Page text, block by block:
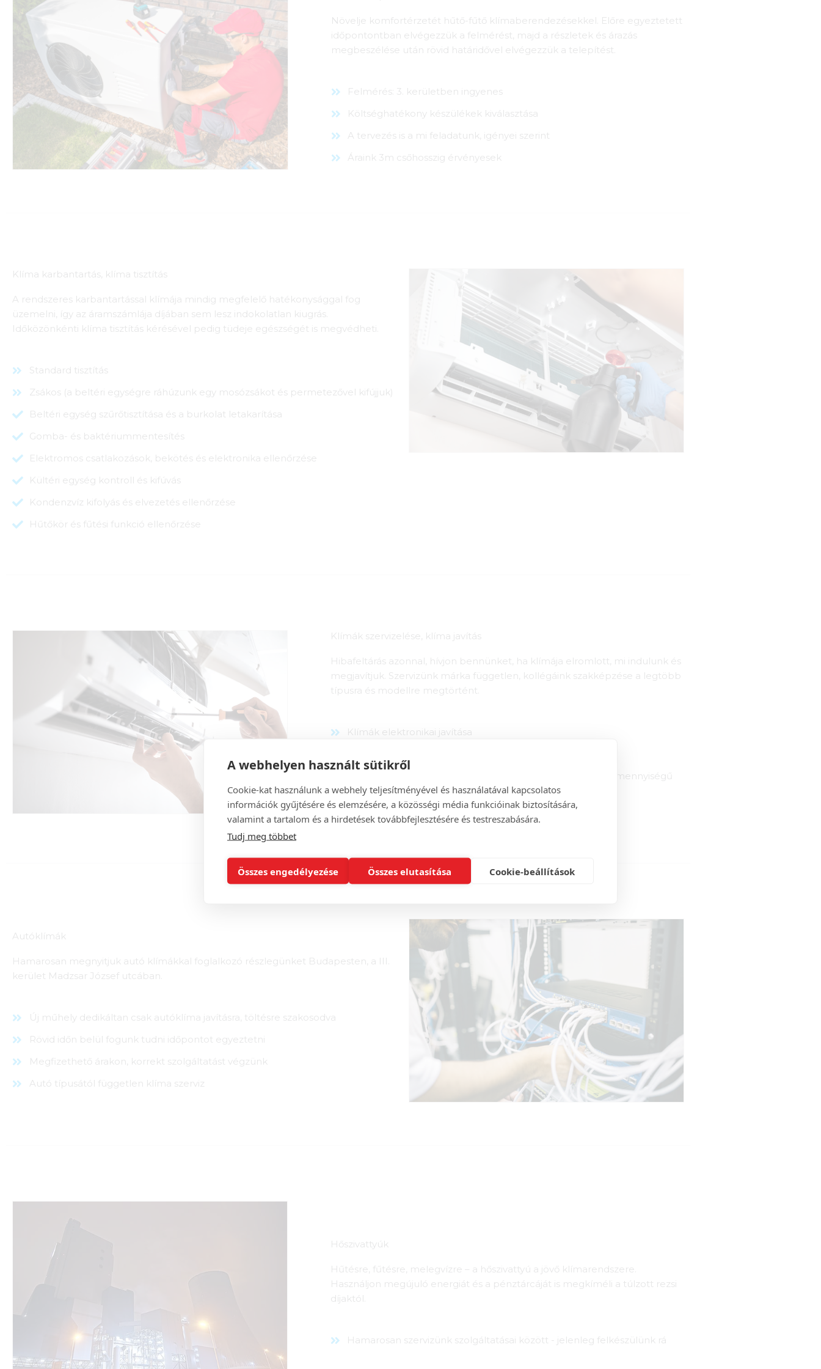
Növelje komfortérzetét hűtő-fűtő klímaberendezésekkel. Előre egyeztetett
időpontontban elvégezzük a felmérést, majd a részletek és árazás
megbeszélése után rövid határidővel elvégezzük a telepítést.
Felmérés: 3. kerületben ingyenes
Költséghatékony készülékek kiválasztása
A tervezés is a mi feladatunk, igényei szerint
Áraink 3m csőhosszig érvényesek
Klíma karbantartás, klíma tisztítás
A rendszeres karbantartással klímája mindig megfelelő hatékonysággal fog
üzemelni, így az áramszámlája díjában sem lesz indokolatlan kiugrás.
Időközönkénti klíma tisztítás kérésével pedig tüdeje egészségét is megvédheti.
Standard tisztítás
Zsákos (a beltéri egységre ráhúzunk egy mosózsákot és permetezővel kifújjuk)
Beltéri egység szűrőtisztítása és a burkolat letakarítása
Gomba- és baktériummentesítés
Elektromos csatlakozások, bekötés és elektronika ellenőrzése
Kültéri egység kontroll és kifúvás
Kondenzvíz kifolyás és elvezetés ellenőrzése
Hűtőkör és fűtési funkció ellenőrzése
Klímák szervizelése, klíma javítás
Hibafeltárás azonnal, hívjon bennünket, ha klímája elromlott, mi indulunk és
megjavítjuk. Szervizünk márka független, kollégáink szakképzése a legtöbb
típusra és modellre megtörtént.
Klímák elektronikai javítása
Gázszivárgás felderítése (professzionális műszerünk 3g/év mennyiségű
szivárgást is észlel)
Nem működő funkciók javítása
Autóklímák
Hamarosan megnyitjuk autó klímákkal foglalkozó részlegünket Budapesten, a III.
kerület Madzsar József utcában.
Új műhely dedikáltan csak autóklíma javításra, töltésre szakosodva
Rövid időn belül fogunk tudni időpontot egyeztetni
Megfizethető árakon, korrekt szolgáltatást végzünk
Autó típusától független klíma szerviz
Hőszivattyúk
Hűtésre, fűtésre, melegvízre – a hőszivattyú a jövő klímarendszere.
Használjon megújuló energiát és a pénztárcáját is megkíméli a túlzott rezsi
díjaktól.
Hamarosan szervizünk szolgáltatásai között - jelenleg felkészülünk rá
A webhelyen használt sütikről
Cookie-kat használunk a webhely teljesítményével és használatával kapcsolatos
információk gyűjtésére és elemzésére, a közösségi média funkcióinak biztosítására,
valamint a tartalom és a hirdetések továbbfejlesztésére és testreszabására.
Tudj meg többet
Összes engedélyezése Összes elutasítása Cookie-beállítások